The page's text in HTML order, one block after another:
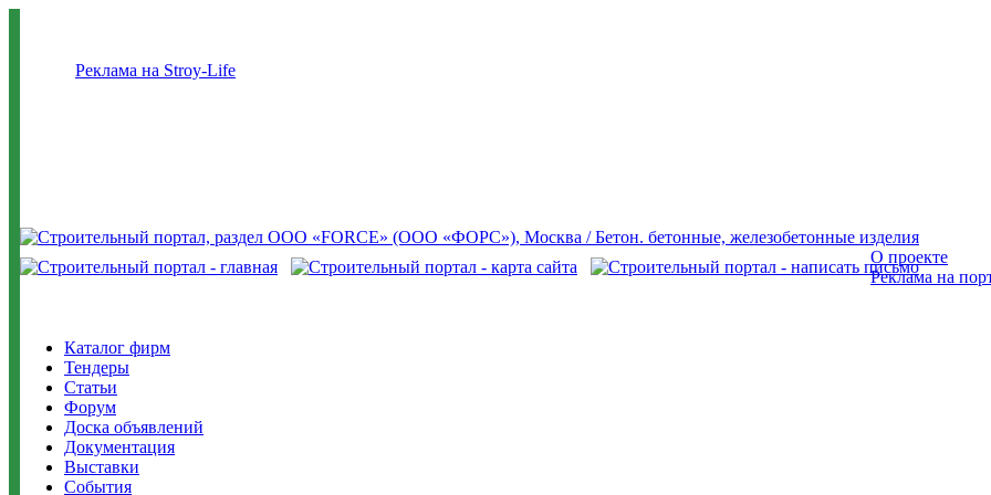
Реклама на Stroy-Life
О проекте
Реклама на
Каталог фирм
Тендеры
Статьи
Форум
Доска объявлений
Документация
Выставки
События